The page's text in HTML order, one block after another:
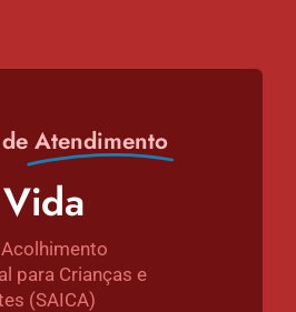
Atendimento
para Crianças e
(SAICA)